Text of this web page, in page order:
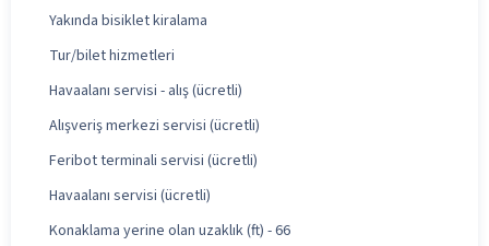
Yakında bisiklet kiralama
Tur/bilet hizmetleri
Havaalanı servisi - alış (ücretli)
Alışveriş merkezi servisi (ücretli)
Feribot terminali servisi (ücretli)
Havaalanı servisi (ücretli)
Konaklama yerine olan uzaklık (ft) - 66